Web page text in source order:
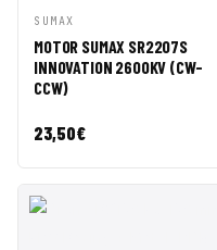
VISTA
RÁPIDA
CESTA
SUMAX
MOTOR SUMAX SR2207S
INNOVATION 2600KV (CW-
CCW)
23,50€